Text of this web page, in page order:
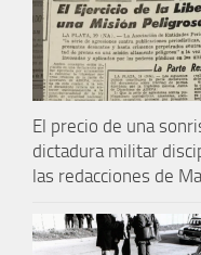
El precio de una
dictadura militar
las redacciones de